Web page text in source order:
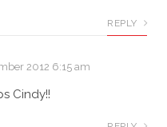
REPLY
2012 6:15 am
Cindy!!